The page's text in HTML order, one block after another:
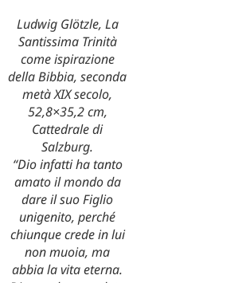
Ludwig Glötzle, La
Santissima Trinità
come ispirazione
della Bibbia, seconda
metà XIX secolo,
52,8×35,2 cm,
Cattedrale di
Salzburg.
“Dio infatti ha tanto
amato il mondo da
dare il suo Figlio
unigenito, perché
chiunque crede in lui
non muoia, ma
abbia la vita eterna.